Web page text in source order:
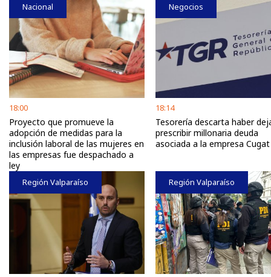
Nacional
18:00
Proyecto que promueve la
adopción de medidas para la
inclusión laboral de las mujeres en
las empresas fue despachado a
ley
Negocios
18:14
Tesorería descarta haber
prescribir millonaria deuda
asociada a la empresa Cugat
Región Valparaíso Región Valparaíso